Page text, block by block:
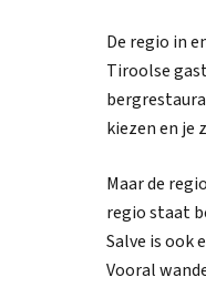
De regio in
Tiroolse
kiezen en je
Maar de
regio staat
Salve is ook
Vooral